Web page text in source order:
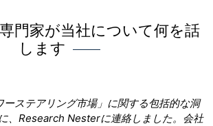
門家が当社について何を話
します
する包括的な洞
しました。会社
Research Nester を
とって最良の決断であ